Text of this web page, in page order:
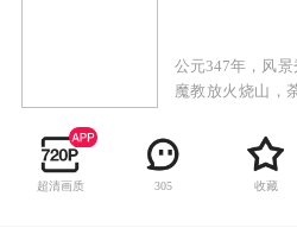
公元347年，风
魔教放火烧山，
林。为了维护森
（白猫）联合蓝
终打败黑心虎，
超清画质 305 收藏